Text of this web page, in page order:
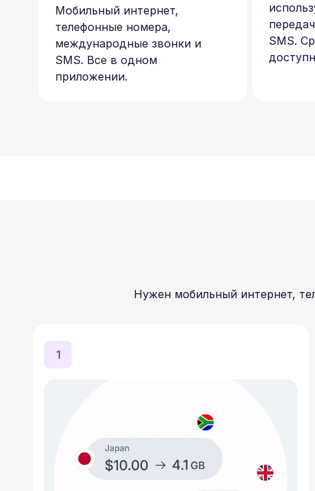
Мобильный интернет,
телефонные номера,
международные звонки и
SMS. Все в одном
приложении.
SMS.
Нужен мобильный интернет,
1